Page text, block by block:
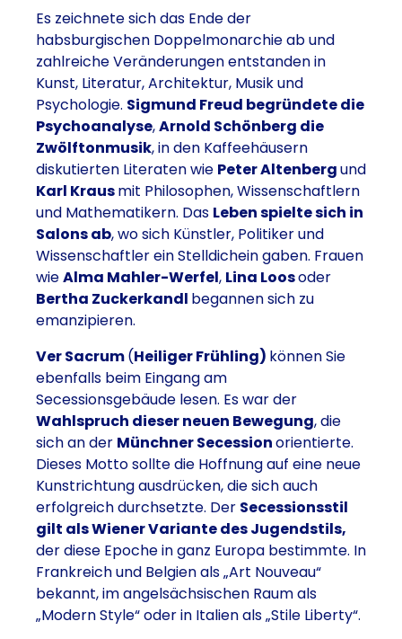
Es zeichnete sich das Ende der
habsburgischen Doppelmonarchie ab und
zahlreiche Veränderungen entstanden in
Kunst, Literatur, Architektur, Musik und
Psychologie. Sigmund Freud begründete die
Psychoanalyse,Arnold Schönberg die
Zwölftonmusik, in den Kaffeehäusern
diskutierten Literaten wie Peter Altenbergund
Karl Krausmit Philosophen, Wissenschaftlern
und Mathematikern. Das Leben spielte sich in
Salons ab, wo sich Künstler, Politiker und
Wissenschaftler ein Stelldichein gaben. Frauen
wieAlma Mahler-Werfel, Lina Loosoder
Bertha Zuckerkandl begannen sich zu
emanzipieren.
Ver Sacrum(Heiliger Frühling) können Sie
ebenfalls beim Eingang am
Secessionsgebäude lesen. Es war der
Wahlspruch dieser neuen Bewegung, die
sich an der Münchner Secessionorientierte.
Dieses Motto sollte die Hoffnung auf eine neue
Kunstrichtung ausdrücken, die sich auch
erfolgreich durchsetzte. Der Secessionsstil
gilt als Wiener Variante des Jugendstils,
der diese Epoche in ganz Europa bestimmte. In
Frankreich und Belgien als „Art Nouveau“
bekannt, im angelsächsischen Raum als
„Modern Style“ oder in Italien als „Stile Liberty“.